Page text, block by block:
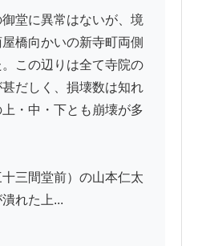
御堂に異常はないが、境
橋向かいの新寺町両側
この辺りは全て寺院の
だしく、損壊数は知れ
・中・下とも崩壊が多
十三間堂前）の山本仁太
れた上...